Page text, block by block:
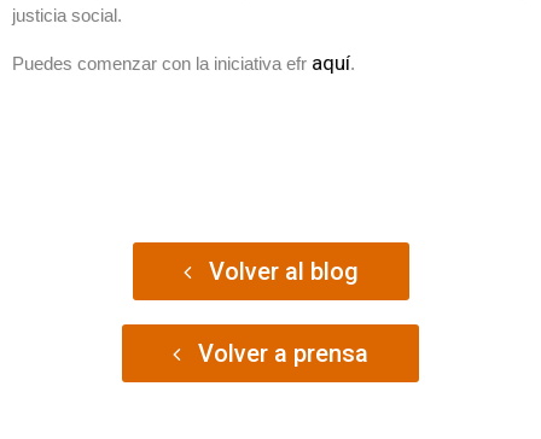
justicia social.
Puedes comenzar con la iniciativa efr aquí.
Volver al blog
Volver a prensa